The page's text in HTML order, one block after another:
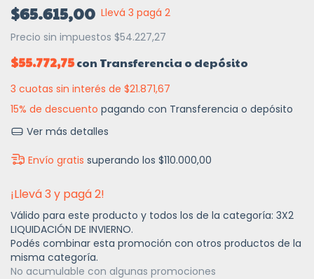
$65.615,00 Llevá 3 pagá 2
Precio sin impuestos $54.227,27
$55.772,75con Transferencia o depósito
3 cuotas sin interés de $21.871,67
15% de descuento pagando con Transferencia o depósito
Ver más detalles
Envío gratis superando los$110.000,00
¡Llevá 3 y pagá 2!
Válido para este producto y todos los de la categoría: 3X2
LIQUIDACIÓN DE INVIERNO.
Podés combinar esta promoción con otros productos de la
misma categoría.
No acumulable con algunas promociones